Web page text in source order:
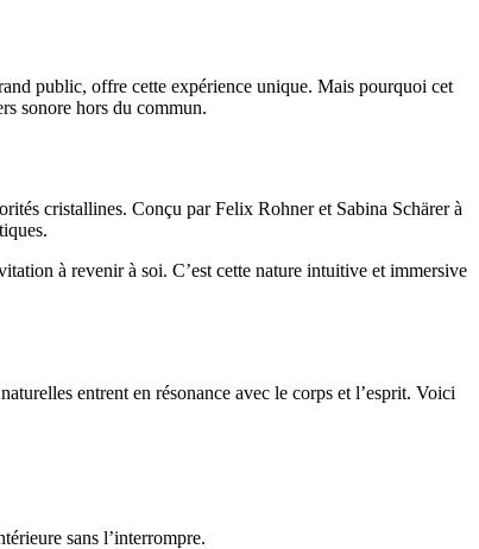
public, offre cette expérience unique. Mais pourquoi cet
sonore hors du commun.
cristallines. Conçu par Felix Rohner et Sabina Schärer à
à revenir à soi. C’est cette nature intuitive et immersive
entrent en résonance avec le corps et l’esprit. Voici
sans l’interrompre.